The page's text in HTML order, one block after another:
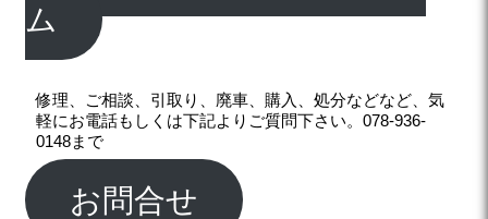
ム
修理、ご相談、引取り、廃車、購入、処分などなど、気
軽にお電話もしくは下記よりご質問下さい。078-936-
0148まで
お問合せ